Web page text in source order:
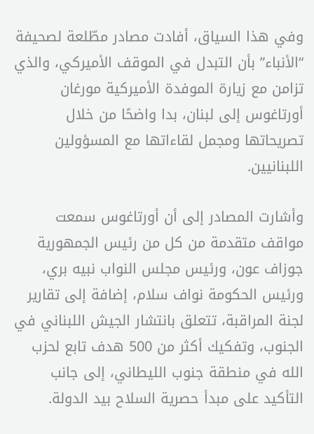
وفي هذا السياق، أفادت مصادر مطّلعة لصحيفة
“الأنباء” بأن التبدل في الموقف الأميركي، والذي
تزامن مع زيارة الموفدة الأميركية مورغان
أورتاغوس إلى لبنان، بدا واضحًا من خلال
تصريحاتها ومجمل لقاءاتها مع المسؤولين
اللبنانيين.
وأشارت المصادر إلى أن أورتاغوس سمعت
مواقف متقدمة من كل من رئيس الجمهورية
جوزاف عون، ورئيس مجلس النواب نبيه بري،
ورئيس الحكومة نواف سلام، إضافة إلى تقارير
لجنة المراقبة، تتعلق بانتشار الجيش اللبناني في
الجنوب، وتفكيك أكثر من 500 هدف تابع لحزب
الله في منطقة جنوب الليطاني، إلى جانب
التأكيد على مبدأ حصرية السلاح بيد الدولة.